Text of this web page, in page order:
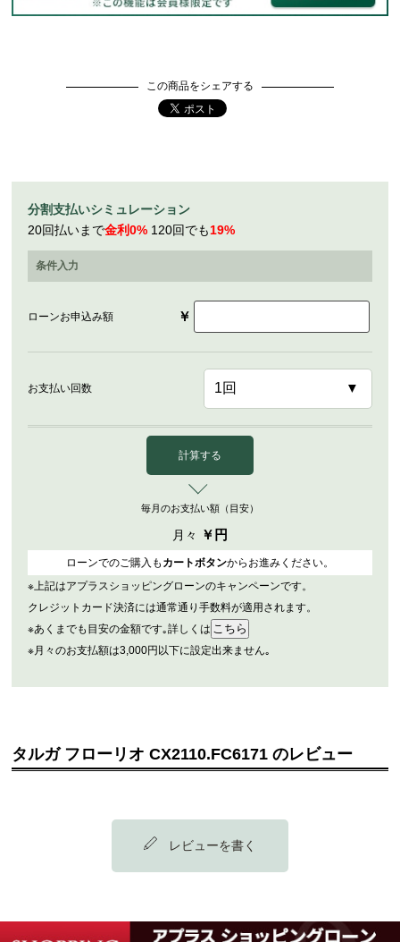
この商品をシェアする
分割支払いシミュレーション
20回払いまで金利0% 120回でも19%
条件入力
ローンお申込み額 ￥
お支払い回数
計算する
毎月のお支払い額（目安）
月々 ￥ 円
ローンでのご購入も カートボタンからお進みください。
※上記はアプラスショッピングローンのキャンペーンです。
クレジットカード決済には通常通り手数料が適用されます。
※あくまでも目安の金額です｡詳しくは
※月々のお支払額は3,000円以下に設定出来ません｡
タルガ フローリオ CX2110.FC6171 のレビュー
レビューを書く